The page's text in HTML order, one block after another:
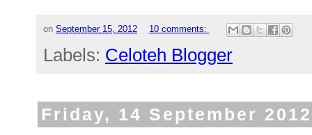
on September 15, 2012 10 comments:
Labels: Celoteh Blogger
Friday, 14 September 2012